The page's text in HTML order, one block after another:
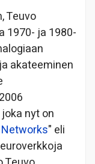
Teuvo
1970- ja 1980-
akateeminen
nyt on
" eli